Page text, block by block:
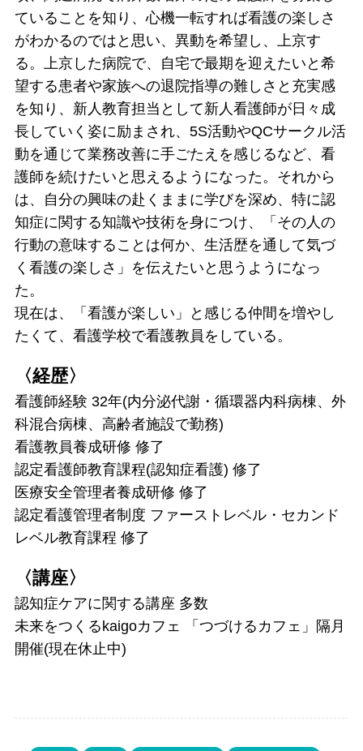
ていることを知り、心機一転すれば看護の楽しさ
がわかるのではと思い、異動を希望し、上京す
る。上京した病院で、自宅で最期を迎えたいと希
望する患者や家族への退院指導の難しさと充実感
を知り、新人教育担当として新人看護師が日々成
長していく姿に励まされ、5S活動やQCサークル活
動を通じて業務改善に手ごたえを感じるなど、看
護師を続けたいと思えるようになった。それから
は、自分の興味の赴くままに学びを深め、特に認
知症に関する知識や技術を身につけ、「その人の
行動の意味することは何か、生活歴を通して気づ
く看護の楽しさ」を伝えたいと思うようになっ
た。
現在は、「看護が楽しい」と感じる仲間を増やし
たくて、看護学校で看護教員をしている。
〈経歴〉
看護師経験 32年(内分泌代謝・循環器内科病棟、外
科混合病棟、高齢者施設で勤務)
看護教員養成研修 修了
認定看護師教育課程(認知症看護) 修了
医療安全管理者養成研修 修了
認定看護管理者制度 ファーストレベル・セカンド
レベル教育課程 修了
〈講座〉
認知症ケアに関する講座 多数
未来をつくるkaigoカフェ 「つづけるカフェ」隔月
開催(現在休止中)